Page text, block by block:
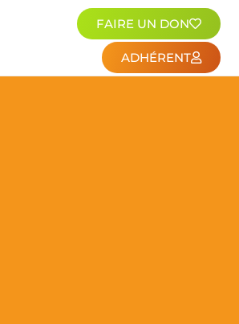
FAIRE UN DON
ADHÉRENT